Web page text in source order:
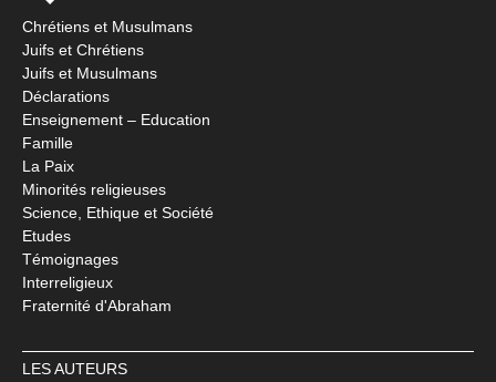
Chrétiens et Musulmans
Juifs et Chrétiens
Juifs et Musulmans
Déclarations
Enseignement – Education
Famille
La Paix
Minorités religieuses
Science, Ethique et Société
Etudes
Témoignages
Interreligieux
Fraternité d'Abraham
LES AUTEURS